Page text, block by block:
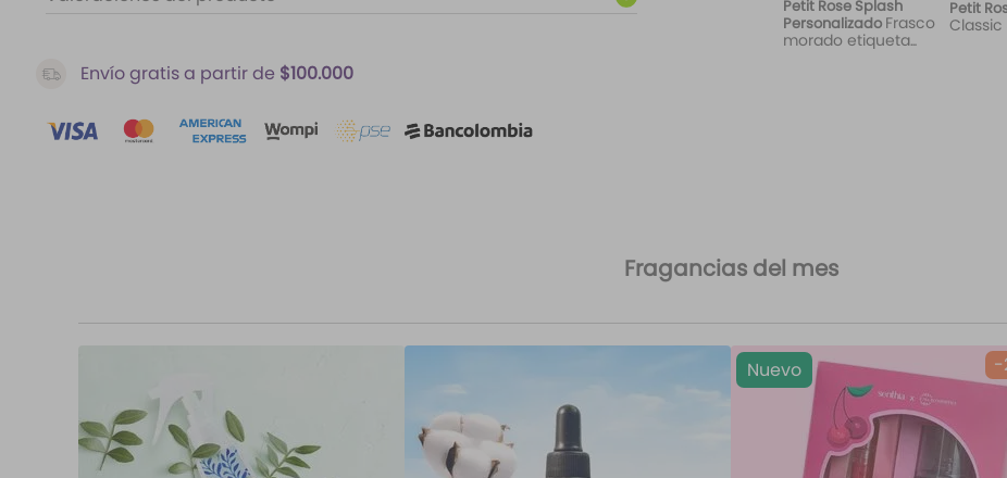
Envío gratis a partir de $100.000
Petit Rose Splash
Personalizado Frasco
morado etiqueta
Petit
Classic
Fragancias del mes
-
Nuevo